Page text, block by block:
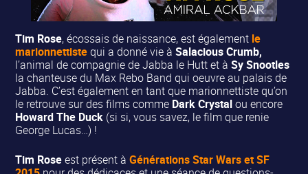
Tim Rose, écossais de naissance, est également le
marionnettistequi a donné vie àSalacious Crumb,
l’animal de compagnie de Jabba le Hutt et àSy Snootles
la chanteuse du Max Rebo Band qui oeuvre au palais de
Jabba. C’est également en tant que marionnettiste qu’on
le retrouve sur des films comme Dark Crystalou encore
Howard The Duck (si si, vous savez, le film que renie
George Lucas…) !
Tim Roseest présent àGénérations Star Wars et SF